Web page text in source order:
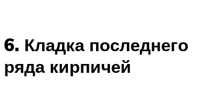
6. Кладка последнего
ряда кирпичей